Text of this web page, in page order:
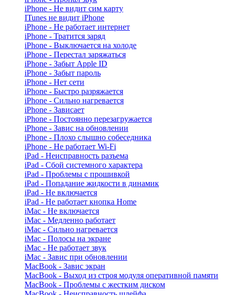
iPhone - Не видит сим карту
ITunes не видит iPhone
iPhone - Не работает интернет
iPhone - Тратится заряд
iPhone - Выключается на холоде
iPhone - Перестал заряжаться
iPhone - Забыт Apple ID
iPhone - Забыт пароль
iPhone - Нет сети
iPhone - Быстро разряжается
iPhone - Сильно нагревается
iPhone - Зависает
iPhone - Постоянно перезагружается
iPhone - Завис на обновлении
iPhone - Плохо слышно собеседника
iPhone - Не работает Wi-Fi
iPad - Неисправность разъема
iPad - Сбой системного характера
iPad - Проблемы с прошивкой
iPad - Попадание жидкости в динамик
iPad - Не включается
iPad - Не работает кнопка Home
iMac - Не включается
iMac - Медленно работает
iMac - Сильно нагревается
iMac - Полосы на экране
iMac - Не работает звук
iMac - Завис при обновлении
MacBook - Завис экран
MacBook - Выход из строя модуля оперативной памяти
MacBook - Проблемы с жестким диском